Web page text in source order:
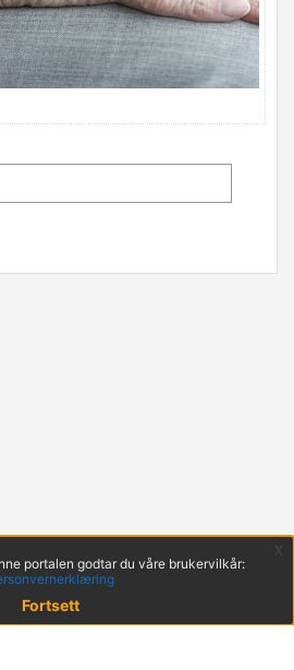
portalen godtar du våre brukervilkår:
Fortsett
x